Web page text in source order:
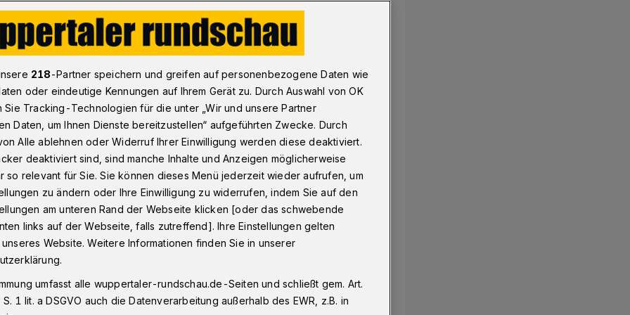
Frühstück
Bestehen
zum
Bestehen des Wuppertaler
rund 140 Freunde und Förderer
Einem Familientreffen gleich
Warum das "W-tec" zu den
gehört, wurde auch anhand von
218-Partner speichern und greifen auf personenbezogene Daten wie
oder eindeutige Kennungen auf Ihrem Gerät zu. Durch Auswahl von OK
Sie Tracking-Technologien für die unter „Wir und unsere Partner
Daten, um Ihnen Dienste bereitzustellen“ aufgeführten Zwecke. Durch
Alle ablehnen oder Widerruf Ihrer Einwilligung werden diese deaktiviert.
deaktiviert sind, sind manche Inhalte und Anzeigen möglicherweise
so relevant für Sie. Sie können dieses Menü jederzeit wieder aufrufen, um
zu ändern oder Ihre Einwilligung zu widerrufen, indem Sie auf den
am unteren Rand der Webseite klicken [oder das schwebende
links auf der Webseite, falls zutreffend]. Ihre Einstellungen gelten
Website. Weitere Informationen finden Sie in unserer
umfasst alle wuppertaler-rundschau.de-Seiten und schließt gem. Art.
1 lit. a DSGVO auch die Datenverarbeitung außerhalb des EWR, z.B. in